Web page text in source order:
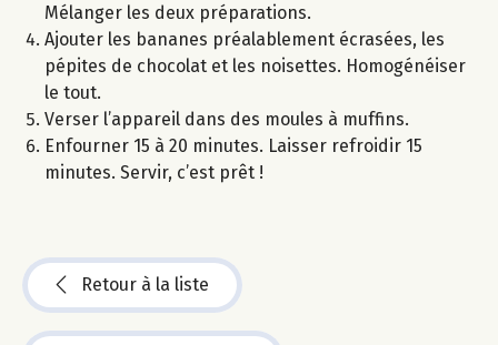
Mélanger les deux préparations.
Ajouter les bananes préalablement écrasées, les
pépites de chocolat et les noisettes. Homogénéiser
le tout.
Verser l’appareil dans des moules à muffins.
Enfourner 15 à 20 minutes. Laisser refroidir 15
minutes. Servir, c’est prêt !
Retour à la liste